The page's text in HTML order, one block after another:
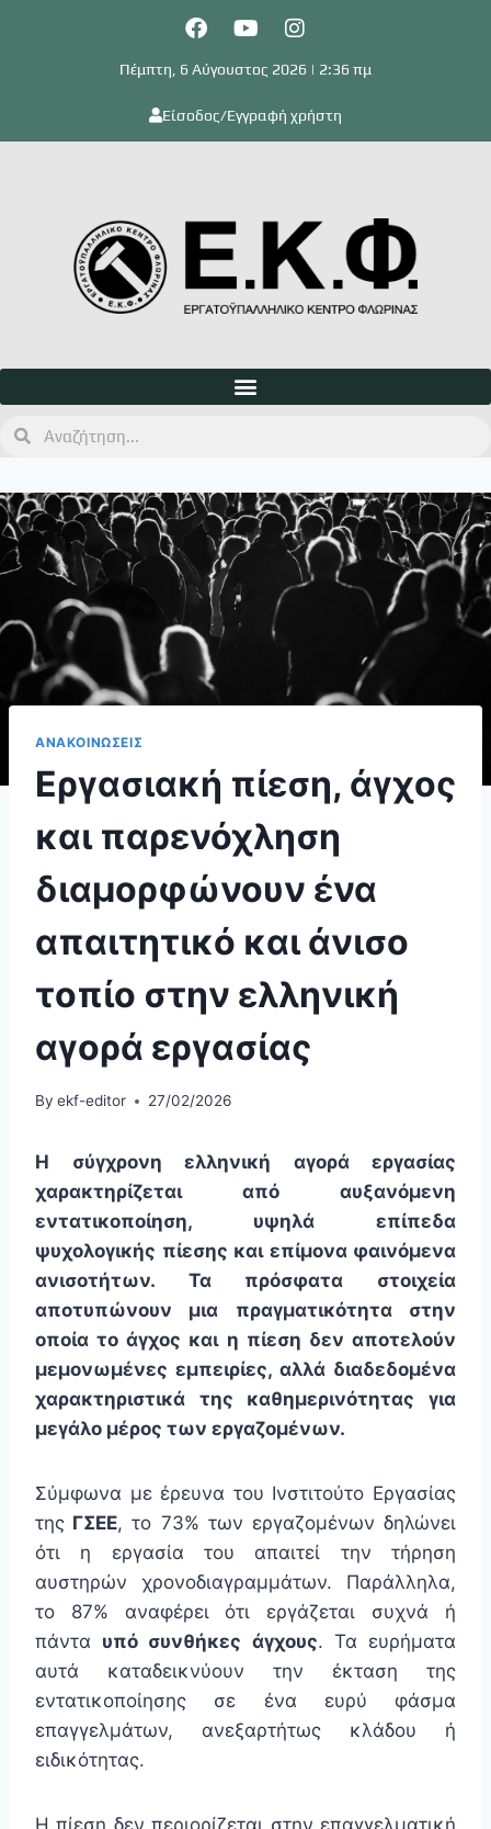
Πέμπτη, 6 Αύγουστος 2026 | 2:36 πμ
Είσοδος/Εγγραφή χρήστη
ΑΝΑΚΟΙΝΩΣΕΙΣ
Εργασιακή πίεση, άγχος
και παρενόχληση
διαμορφώνουν ένα
απαιτητικό και άνισο
τοπίο στην ελληνική
αγορά εργασίας
By ekf-editor 27/02/2026
Η σύγχρονη ελληνική αγορά εργασίας
χαρακτηρίζεται από αυξανόμενη
εντατικοποίηση, υψηλά επίπεδα
ψυχολογικής πίεσης και επίμονα φαινόμενα
ανισοτήτων. Τα πρόσφατα στοιχεία
αποτυπώνουν μια πραγματικότητα στην
οποία το άγχος και η πίεση δεν αποτελούν
μεμονωμένες εμπειρίες, αλλά διαδεδομένα
χαρακτηριστικά της καθημερινότητας για
μεγάλο μέρος των εργαζομένων.
Σύμφωνα με έρευνα του Ινστιτούτο Εργασίας
της ΓΣΕΕ, το 73% των εργαζομένων δηλώνει
ότι η εργασία του απαιτεί την τήρηση
αυστηρών χρονοδιαγραμμάτων. Παράλληλα,
το 87% αναφέρει ότι εργάζεται συχνά ή
πάντα υπό συνθήκες άγχους. Τα ευρήματα
αυτά καταδεικνύουν την έκταση της
εντατικοποίησης σε ένα ευρύ φάσμα
επαγγελμάτων, ανεξαρτήτως κλάδου ή
ειδικότητας.